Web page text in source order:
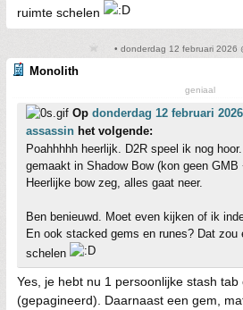
ruimte schelen
• donderdag 12 februari 2026
Monolith
geniaal
Op donderdag 12 februari
assassin het volgende:
Poahhhhh heerlijk. D2R speel ik nog
gemaakt in Shadow Bow (kon geen GMB
Heerlijke bow zeg, alles gaat neer.
Ben benieuwd. Moet even kijken of ik
En ook stacked gems en runes? Dat zou
schelen
Yes, je hebt nu 1 persoonlijke stash
(gepagineerd). Daarnaast een gem,